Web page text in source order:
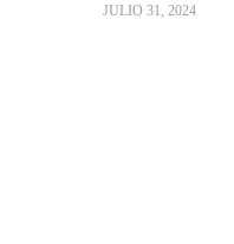
JULIO 31, 2024